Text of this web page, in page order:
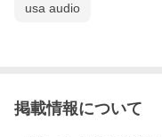
usa audio
掲載情報について